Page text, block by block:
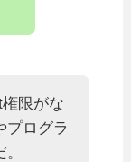
限がな
プログラ